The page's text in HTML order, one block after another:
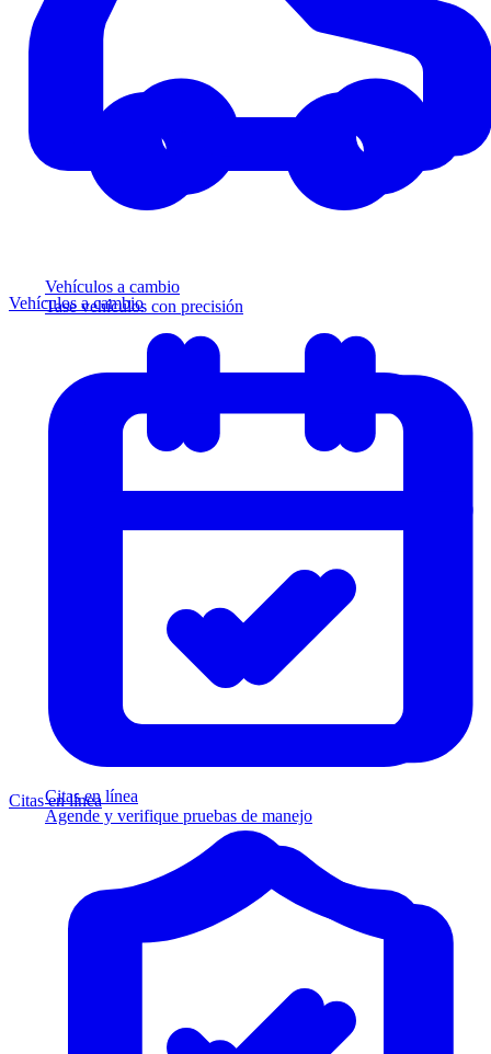
Vehículos a cambio
Tase vehículos con precisión
Citas en línea
Agende y verifique pruebas de manejo
Vehículos a cambio
Citas en línea